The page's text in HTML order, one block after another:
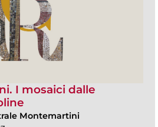
I mosaici dalle
Montemartini